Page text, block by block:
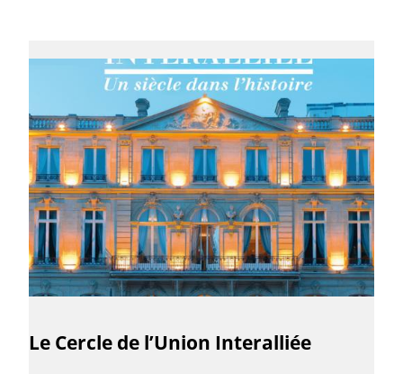
Le Cercle de l’Union Interalliée